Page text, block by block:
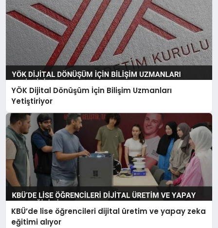
YÖK Dijital Dönüşüm İçin Bilişim Uzmanları
Yetiştiriyor
KBÜ’de lise öğrencileri dijital üretim ve yapay zeka
eğitimi alıyor